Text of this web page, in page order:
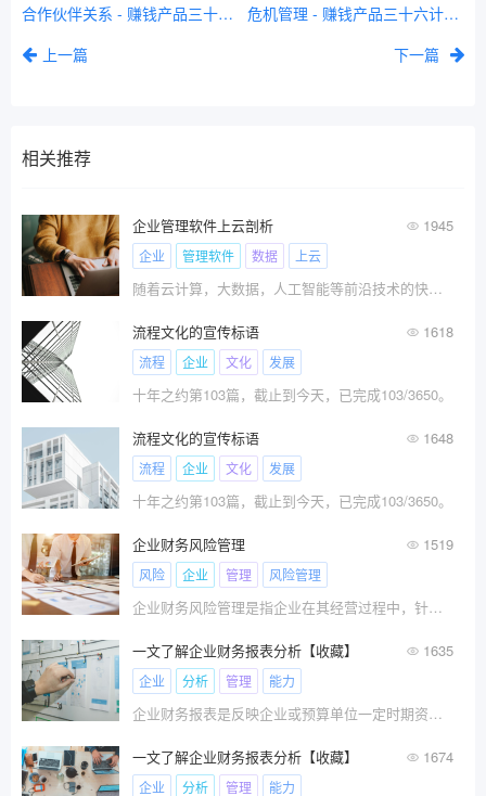
合作伙伴关系 - 赚钱产品三十六计（计策28）
上一篇
危机管理 - 赚钱产品三十六计（计策33）
下一篇
相关推荐
企业管理软件上云剖析 1945
企业 管理软件 数据 上云
随着云计算，大数据，人工智能等前沿技术的快速发展，给人们的生活带来了天翻复地的变化，特别对企业由传统经济向数字化经济转变起到了推动作用，同时为企业的二次转型升级和持续发展赋能。
流程文化的宣传标语 1618
流程 企业 文化 发展
十年之约第103篇，截止到今天，已完成103/3650。
流程文化的宣传标语 1648
流程 企业 文化 发展
十年之约第103篇，截止到今天，已完成103/3650。
企业财务风险管理 1519
风险 企业 管理 风险管理
企业财务风险管理是指企业在其经营过程中，针对可能出现的财务风险进行识别、度量、分析和评价，并据此制定和实施相应
一文了解企业财务报表分析【收藏】 1635
企业 分析 管理 能力
企业财务报表是反映企业或预算单位一定时期资金、利润状况的会计报表。我国财务报表的种类、格式、编报要求，均由统一的会计制度作出规定，要求企业定期编报。
一文了解企业财务报表分析【收藏】 1674
企业 分析 管理 能力